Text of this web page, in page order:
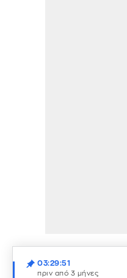
03:29:51
πριν από 3 μήνες